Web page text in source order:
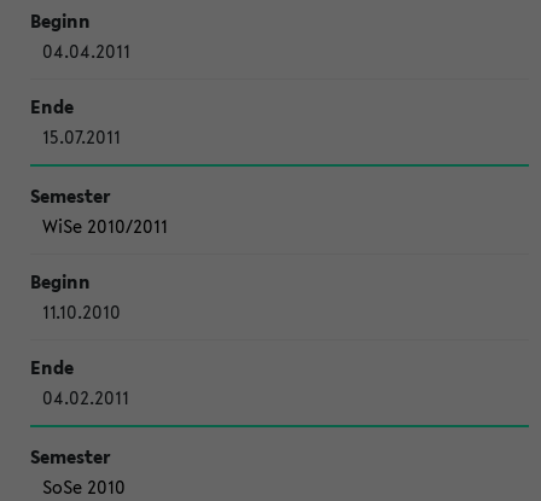
04.04.2011
15.07.2011
WiSe 2010/2011
11.10.2010
04.02.2011
SoSe 2010